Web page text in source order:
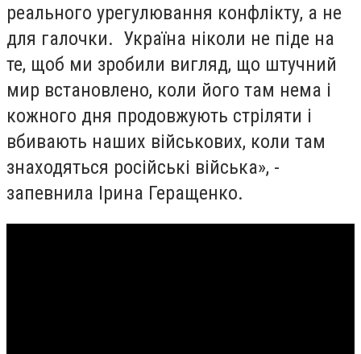
реального урегулювання конфлікту, а не
для галочки. Україна ніколи не піде на
те, щоб ми зробили вигляд, що штучний
мир встановлено, коли його там нема і
кожного дня продовжують стріляти і
вбивають наших військових, коли там
знаходяться російські війська», -
запевнила Ірина Геращенко.